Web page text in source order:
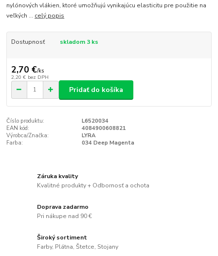
nylónových vlákien, ktoré umožňujú vynikajúcu elasticitu pre použitie na
veľkých ... celý popis
Dostupnosť skladom 3 ks
2,70 €/ks
2,20 € bez DPH
Pridať do košíka
Číslo produktu:
L6520034
EAN kód:
4084900608821
Výrobca/Značka:
LYRA
Farba:
034 Deep Magenta
Záruka kvality
Kvalitné produkty + Odbornosť a ochota
Doprava zadarmo
Pri nákupe nad 90 €
Široký sortiment
Farby, Plátna, Štetce, Stojany